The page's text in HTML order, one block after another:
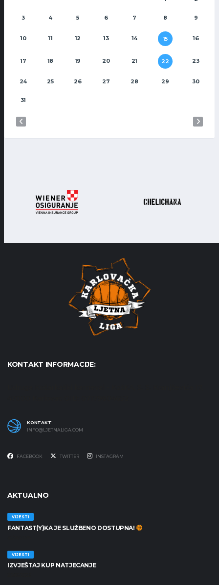
3 4 5 6 7 8 9
10 11 12 13 14 15 16
17 18 19 20 21 22 23
24 25 26 27 28 29 30
31
KONTAKT INFORMACIJE:
KONTAKT
INFO@LJETNALIGA.COM
FACEBOOK TWITTER INSTAGRAM
AKTUALNO
VIJESTI
FANTAST(Y)KA JE SLUŽBENO DOSTUPNA!
VIJESTI
IZVJEŠTAJ KUP NATJECANJE